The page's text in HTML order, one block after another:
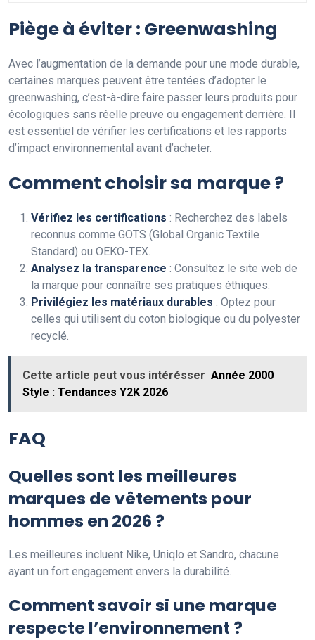
Piège à éviter : Greenwashing
Avec l’augmentation de la demande pour une mode durable,
certaines marques peuvent être tentées d’adopter le
greenwashing, c’est-à-dire faire passer leurs produits pour
écologiques sans réelle preuve ou engagement derrière. Il
est essentiel de vérifier les certifications et les rapports
d’impact environnemental avant d’acheter.
Comment choisir sa marque ?
Vérifiez les certifications : Recherchez des labels
reconnus comme GOTS (Global Organic Textile
Standard) ou OEKO-TEX.
Analysez la transparence : Consultez le site web de
la marque pour connaître ses pratiques éthiques.
Privilégiez les matériaux durables : Optez pour
celles qui utilisent du coton biologique ou du polyester
recyclé.
Cette article peut vous intérésser Année 2000
Style : Tendances Y2K 2026
FAQ
Quelles sont les meilleures
marques de vêtements pour
hommes en 2026 ?
Les meilleures incluent Nike, Uniqlo et Sandro, chacune
ayant un fort engagement envers la durabilité.
Comment savoir si une marque
respecte l’environnement ?